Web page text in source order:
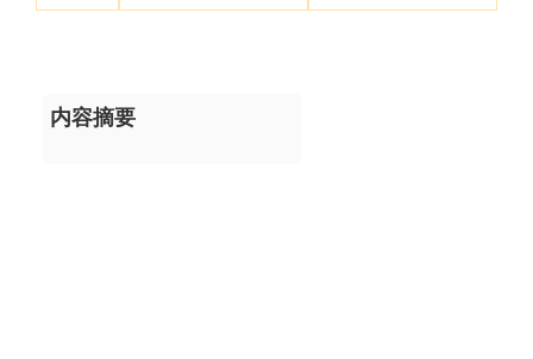
内容摘要